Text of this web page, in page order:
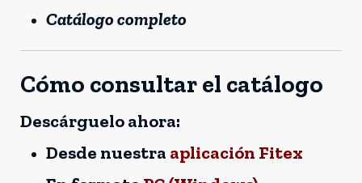
Catálogo completo
Cómo consultar el catálogo
Descárguelo ahora:
Desde nuestra aplicación Fitex